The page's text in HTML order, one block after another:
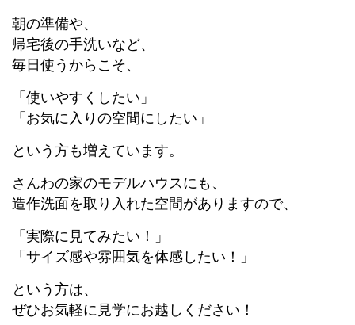
朝の準備や、
帰宅後の手洗いなど、
毎日使うからこそ、
「使いやすくしたい」
「お気に入りの空間にしたい」
という方も増えています。
さんわの家のモデルハウスにも、
造作洗面を取り入れた空間がありますので、
「実際に見てみたい！」
「サイズ感や雰囲気を体感したい！」
という方は、
ぜひお気軽に見学にお越しください！